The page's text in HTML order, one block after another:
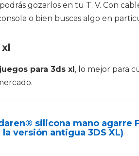
gozarlos en tu T. V. Con
o bien buscas algo en
para 3ds xl, lo mejor para
silicona mano agarre
la versión antigua 3DS XL)